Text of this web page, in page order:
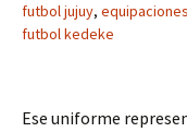
futbol jujuy,
futbol kedeke
Ese uniforme